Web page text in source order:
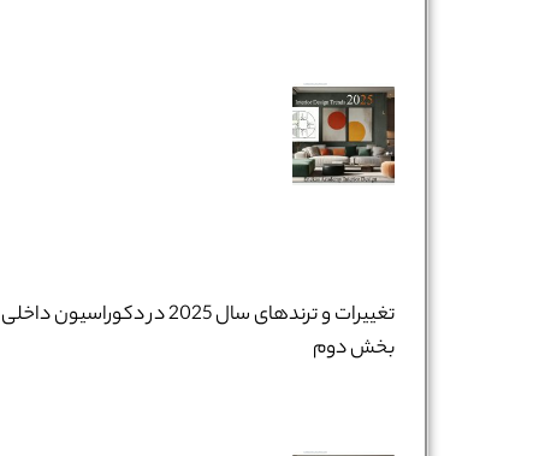
تغییرات و ترندهای سال 2025 در دکوراسیون
بخش دوم